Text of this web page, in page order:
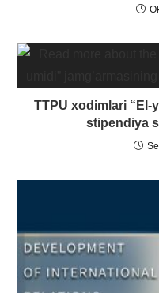
TTPU xodimlari “El-
stipendiya